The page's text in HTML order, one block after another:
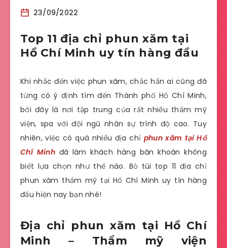
23/09/2022
Top 11 địa chỉ phun xăm tại
Hồ Chí Minh uy tín hàng đầu
Khi nhắc đến việc phun xăm, chắc hẳn ai cũng đã
từng có ý định tìm đến Thành phố Hồ Chí Minh,
bởi đây là nơi tập trung của rất nhiều thẩm mỹ
viện, spa với đội ngũ nhân sự trình độ cao. Tuy
nhiên, việc có quá nhiều địa chỉ phun xăm tại Hồ
Chí Minhđã làm khách hàng băn khoăn không
biết lựa chọn như thế nào. Bỏ túi top 11 địa chỉ
phun xăm thẩm mỹ tại Hồ Chí Minh uy tín hàng
đầu hiện nay bạn nhé!
Địa chỉ phun xăm tại Hồ Chí
Minh – Thẩm mỹ viện